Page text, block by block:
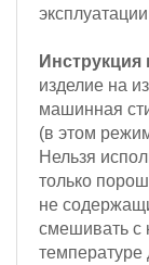
Инструкция
изделие на
машинная
(в этом
Нельзя
только
не
смешивать с
температуре